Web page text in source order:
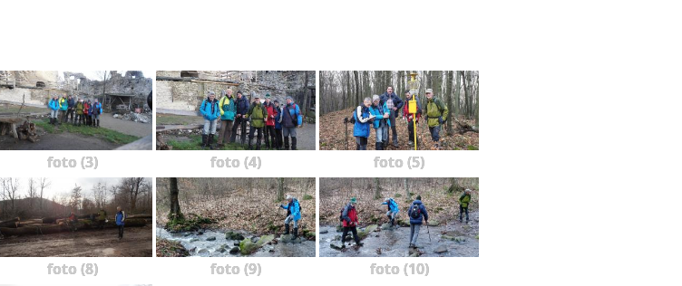
foto (3) foto (4) foto (5)
foto (8) foto (9) foto (10)